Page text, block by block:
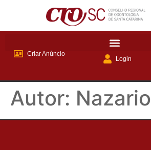
Criar Anúncio
Login
Autor: Nazario